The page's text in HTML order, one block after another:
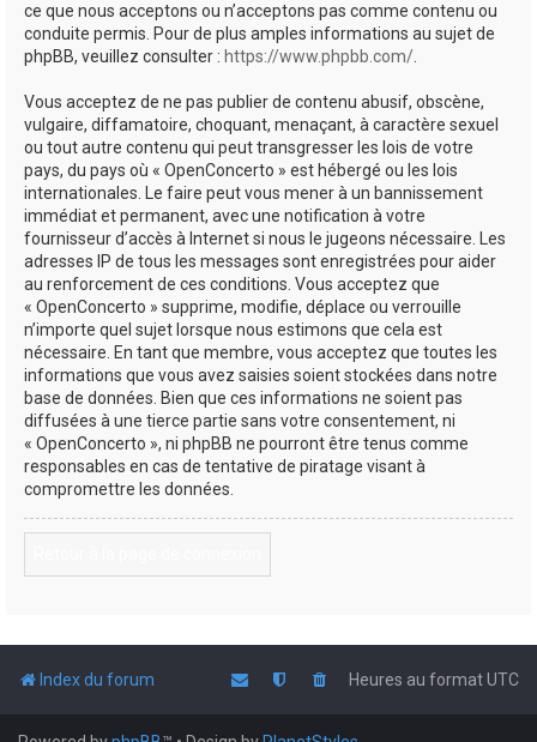
ce que nous acceptons ou n’acceptons pas comme contenu ou
conduite permis. Pour de plus amples informations au sujet de
phpBB, veuillez consulter : https://www.phpbb.com/.
Vous acceptez de ne pas publier de contenu abusif, obscène,
vulgaire, diffamatoire, choquant, menaçant, à caractère sexuel
ou tout autre contenu qui peut transgresser les lois de votre
pays, du pays où « OpenConcerto » est hébergé ou les lois
internationales. Le faire peut vous mener à un bannissement
immédiat et permanent, avec une notification à votre
fournisseur d’accès à Internet si nous le jugeons nécessaire. Les
adresses IP de tous les messages sont enregistrées pour aider
au renforcement de ces conditions. Vous acceptez que
« OpenConcerto » supprime, modifie, déplace ou verrouille
n’importe quel sujet lorsque nous estimons que cela est
nécessaire. En tant que membre, vous acceptez que toutes les
informations que vous avez saisies soient stockées dans notre
base de données. Bien que ces informations ne soient pas
diffusées à une tierce partie sans votre consentement, ni
« OpenConcerto », ni phpBB ne pourront être tenus comme
responsables en cas de tentative de piratage visant à
compromettre les données.
Index du forum Heures au formatUTC